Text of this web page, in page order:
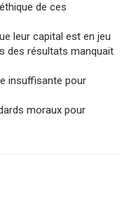
de ces
leur capital est en jeu
des résultats manquait
insuffisante pour
moraux pour